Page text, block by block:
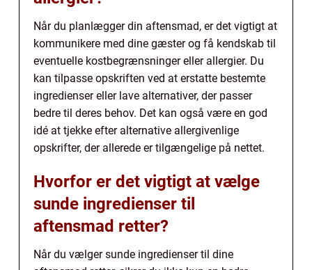
Når du planlægger din aftensmad, er det vigtigt at
kommunikere med dine gæster og få kendskab til
eventuelle kostbegrænsninger eller allergier. Du
kan tilpasse opskriften ved at erstatte bestemte
ingredienser eller lave alternativer, der passer
bedre til deres behov. Det kan også være en god
idé at tjekke efter alternative allergivenlige
opskrifter, der allerede er tilgængelige på nettet.
Hvorfor er det vigtigt at vælge
sunde ingredienser til
aftensmad retter?
Når du vælger sunde ingredienser til dine